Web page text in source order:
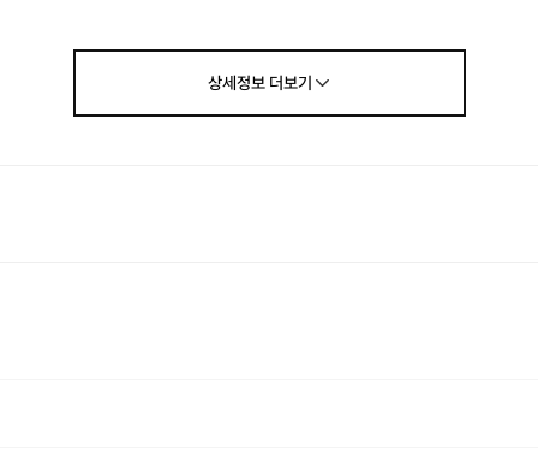
상세정보더보기